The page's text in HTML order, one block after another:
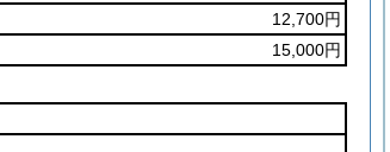
12,700円
15,000円